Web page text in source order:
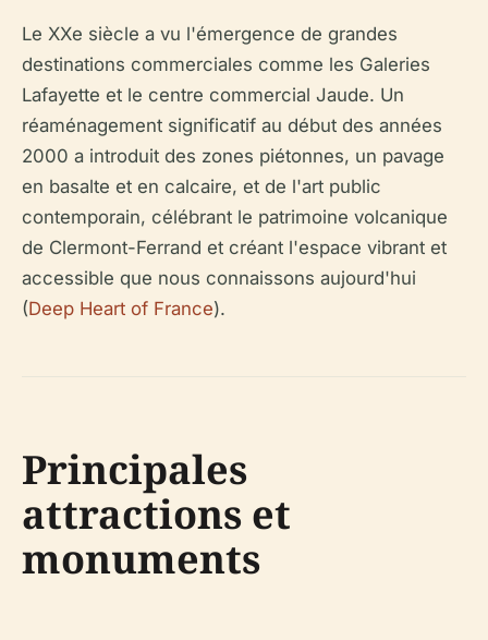
Le XXe siècle a vu l'émergence de grandes
destinations commerciales comme les Galeries
Lafayette et le centre commercial Jaude. Un
réaménagement significatif au début des années
2000 a introduit des zones piétonnes, un pavage
en basalte et en calcaire, et de l'art public
contemporain, célébrant le patrimoine volcanique
de Clermont-Ferrand et créant l'espace vibrant et
accessible que nous connaissons aujourd'hui
(Deep Heart of France).
Principales
attractions et
monuments